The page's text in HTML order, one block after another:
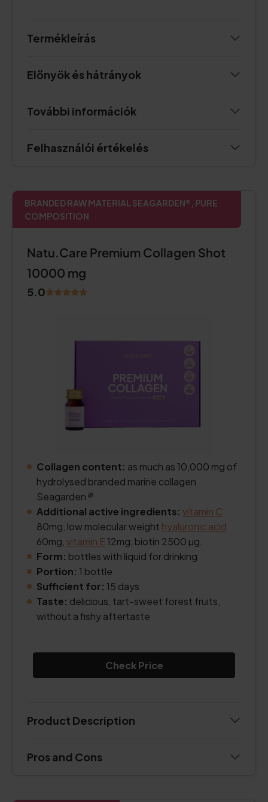
Termékleírás
Előnyök és hátrányok
További információk
Felhasználói értékelés
BRANDED RAW MATERIAL SEAGARDEN®, PURE
COMPOSITION
Natu.Care Premium Collagen Shot
10000 mg
5.0
Collagen content: as much as 10,000 mg of
hydrolysed branded marine collagen
Seagarden®
Additional active ingredients: vitamin C
80mg, low molecular weight hyaluronic acid
60mg, vitamin E12mg, biotin 2500 µg.
Form: bottles with liquid for drinking
Portion: 1 bottle
Sufficient for: 15 days
Taste: delicious, tart-sweet forest fruits,
without a fishy aftertaste
Check Price
Product Description
Pros and Cons